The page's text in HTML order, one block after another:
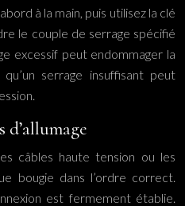
à la main, puis utilisez la clé
le couple de serrage spécifié
excessif peut endommager la
serrage insuffisant peut
d’allumage
câbles haute tension ou les
bougie dans l’ordre correct.
est fermement établie.